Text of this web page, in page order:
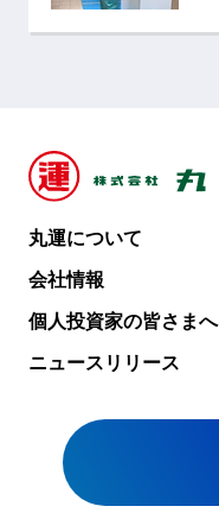
丸運について
会社情報
個人投資家の皆さまへ
ニュースリリース